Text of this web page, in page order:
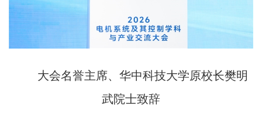
大会名誉主席、华中科技大学原校长樊明
武院士致辞